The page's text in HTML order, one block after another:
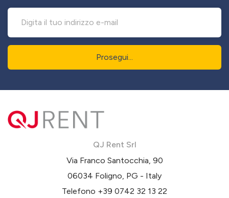
Prosegui...
QJ Rent Srl
Via Franco Santocchia, 90
06034 Foligno, PG - Italy
Telefono +39 0742 32 13 22